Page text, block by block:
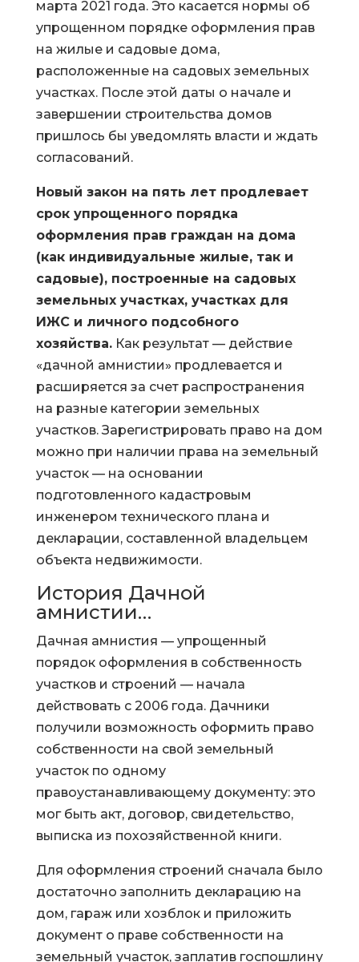
марта 2021 года. Это касается нормы об
упрощенном порядке оформления прав
на жилые и садовые дома,
расположенные на садовых земельных
участках. После этой даты о начале и
завершении строительства домов
пришлось бы уведомлять власти и ждать
согласований.
Новый закон на пять лет продлевает
срок упрощенного порядка
оформления прав граждан на дома
(как индивидуальные жилые, так и
садовые), построенные на садовых
земельных участках, участках для
ИЖС и личного подсобного
хозяйства. Как результат — действие
«дачной амнистии» продлевается и
расширяется за счет распространения
на разные категории земельных
участков. Зарегистрировать право на дом
можно при наличии права на земельный
участок — на основании
подготовленного кадастровым
инженером технического плана и
декларации, составленной владельцем
объекта недвижимости.
История Дачной
амнистии…
Дачная амнистия — упрощенный
порядок оформления в собственность
участков и строений — начала
действовать с 2006 года. Дачники
получили возможность оформить право
собственности на свой земельный
участок по одному
правоустанавливающему документу: это
мог быть акт, договор, свидетельство,
выписка из похозяйственной книги.
Для оформления строений сначала было
достаточно заполнить декларацию на
дом, гараж или хозблок и приложить
документ о праве собственности на
земельный участок, заплатив госпошлину